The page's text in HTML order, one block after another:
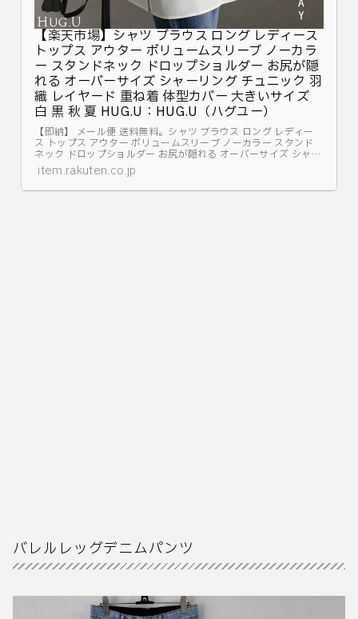
【楽天市場】シャツ ブラウス ロング レディース
トップス アウター ボリュームスリーブ ノーカラ
ー スタンドネック ドロップショルダー お尻が隠
れる オーバーサイズ シャーリング チュニック 羽
織 レイヤード 重ね着 体型カバー 大きいサイズ
白 黒 秋 夏 HUG.U：HUG.U（ハグユー）
【即納】 メール便 送料無料。シャツ ブラウス ロング レディー
ス トップス アウター ボリュームスリーブ ノーカラー スタンド
ネック ドロップショルダー お尻が隠れる オーバーサイズ シャー
リング チュニック 羽織 レイヤード 重ね着 体型カバー 大きいサ
イズ 白 黒 秋 夏 ...
item.rakuten.co.jp
バレルレッグデニムパンツ